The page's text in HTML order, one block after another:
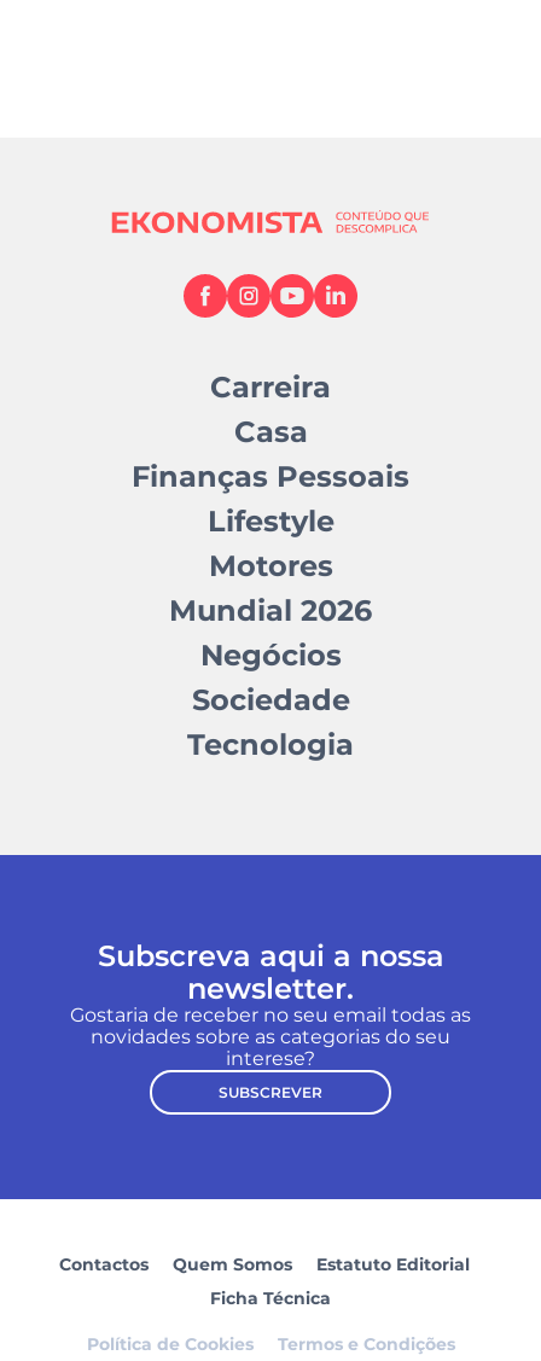
Carreira
Casa
Finanças Pessoais
Lifestyle
Motores
Mundial 2026
Negócios
Sociedade
Tecnologia
Subscreva aqui a nossa
newsletter.
Gostaria de receber no seu email todas as
novidades sobre as categorias do seu
interese?
SUBSCREVER
Contactos Quem Somos
Estatuto Editorial
Ficha Técnica
Política de Cookies Termos e Condições